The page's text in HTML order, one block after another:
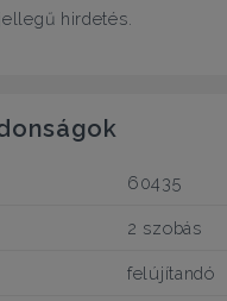
hirdetés.
60435
2 szobás
felújítandó